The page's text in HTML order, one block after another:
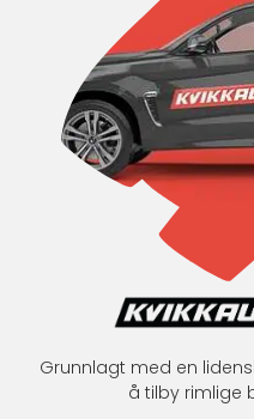
Grunnlagt med en
å tilby rimlige